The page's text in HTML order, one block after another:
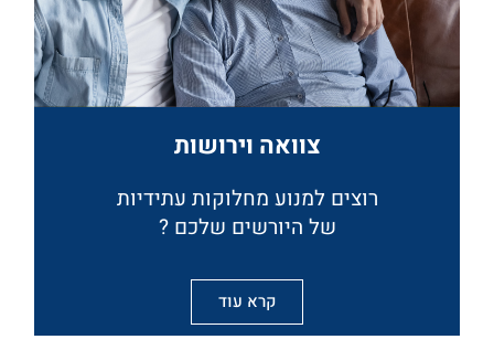
צוואה וירושות
רוצים למנוע מחלוקות עתידיות
של היורשים שלכם ?
קרא עוד